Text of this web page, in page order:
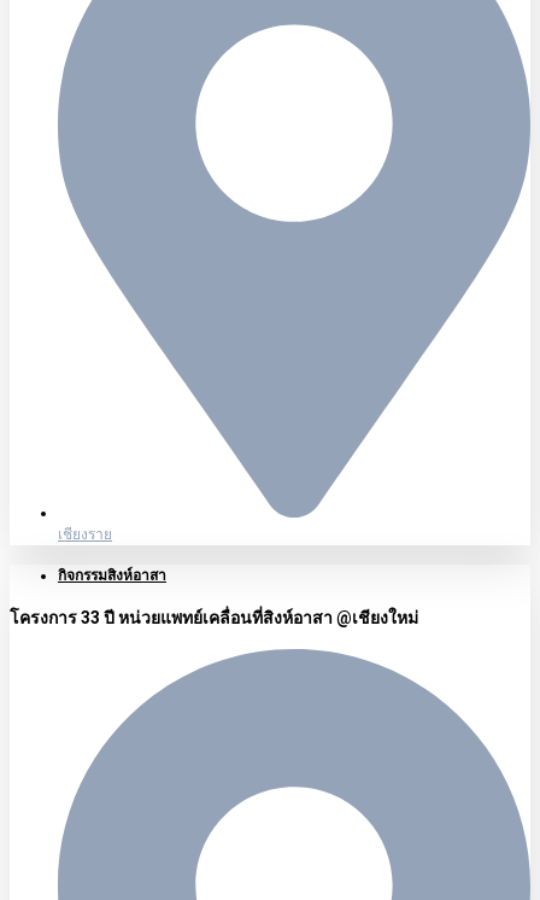
เชียงราย
กิจกรรมสิงห์อาสา
โครงการ 33 ปี หน่วยแพทย์เคลื่อนที่สิงห์อาสา @เชียงใหม่